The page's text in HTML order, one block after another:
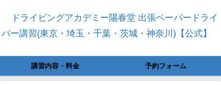
ドライビングアカデミー陽春堂 出張ペーパードライ
バー講習(東京・埼玉・千葉・茨城・神奈川)【公式】
講習内容・料金 予約フォーム